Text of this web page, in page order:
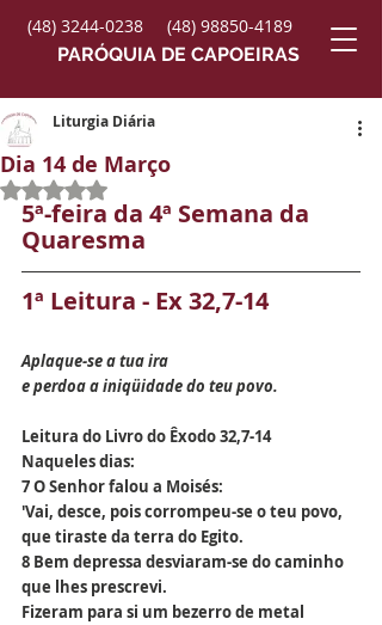
(48) 3244-0238
(48) 98850-4189
PARÓQUIA DE CAPOEIRAS
Dia 14 de Março
Liturgia Diária
Avaliado com NaN de 5 estrelas.
5ª-feira da 4ª Semana da
Quaresma
1ª Leitura - Ex 32,7-14
Aplaque-se a tua ira
e perdoa a iniqüidade do teu povo.
Leitura do Livro do Êxodo 32,7-14
Naqueles dias:
7 O Senhor falou a Moisés:
'Vai, desce, pois corrompeu-se o teu povo,
que tiraste da terra do Egito.
8 Bem depressa desviaram-se do caminho
que lhes prescrevi.
Fizeram para si um bezerro de metal